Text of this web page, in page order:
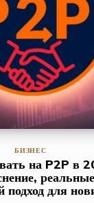
БИЗНЕС
на P2P в
подход для